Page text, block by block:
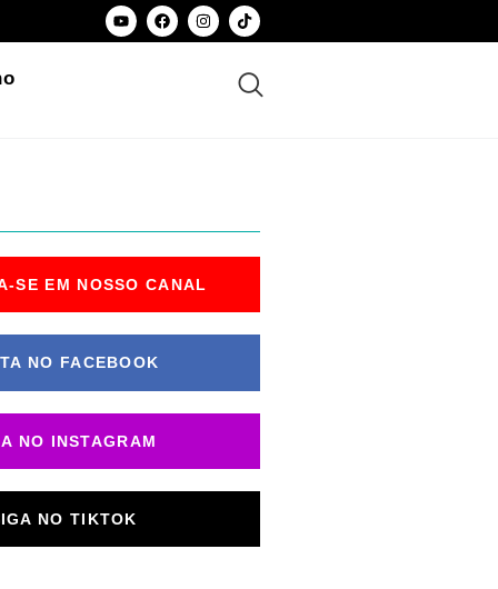
SE EM NOSSO CANAL
NO FACEBOOK
NO INSTAGRAM
NO TIKTOK